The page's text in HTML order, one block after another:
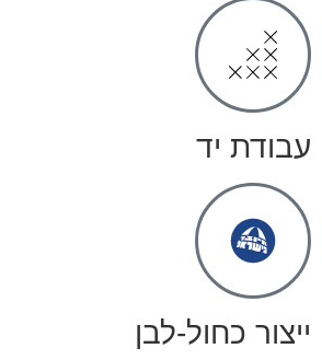
עבודת יד
ייצור כחול-לבן